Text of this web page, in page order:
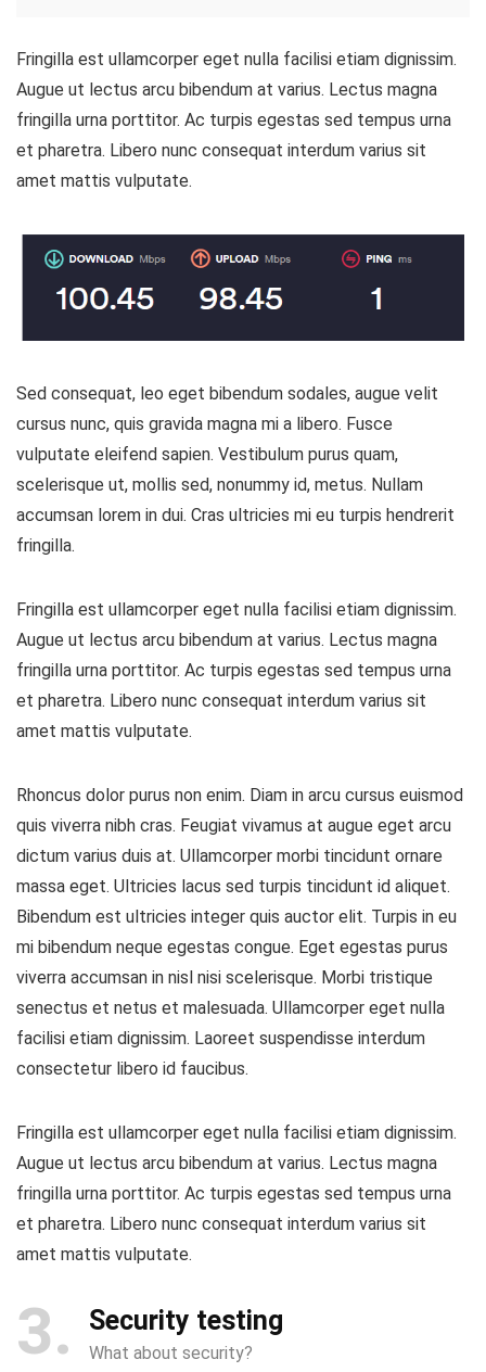
Fringilla est ullamcorper eget nulla facilisi etiam dignissim.
Augue ut lectus arcu bibendum at varius. Lectus magna
fringilla urna porttitor. Ac turpis egestas sed tempus urna
et pharetra. Libero nunc consequat interdum varius sit
amet mattis vulputate.
Sed consequat, leo eget bibendum sodales, augue velit
cursus nunc, quis gravida magna mi a libero. Fusce
vulputate eleifend sapien. Vestibulum purus quam,
scelerisque ut, mollis sed, nonummy id, metus. Nullam
accumsan lorem in dui. Cras ultricies mi eu turpis hendrerit
fringilla.
Fringilla est ullamcorper eget nulla facilisi etiam dignissim.
Augue ut lectus arcu bibendum at varius. Lectus magna
fringilla urna porttitor. Ac turpis egestas sed tempus urna
et pharetra. Libero nunc consequat interdum varius sit
amet mattis vulputate.
Rhoncus dolor purus non enim. Diam in arcu cursus euismod
quis viverra nibh cras. Feugiat vivamus at augue eget arcu
dictum varius duis at. Ullamcorper morbi tincidunt ornare
massa eget. Ultricies lacus sed turpis tincidunt id aliquet.
Bibendum est ultricies integer quis auctor elit. Turpis in eu
mi bibendum neque egestas congue. Eget egestas purus
viverra accumsan in nisl nisi scelerisque. Morbi tristique
senectus et netus et malesuada. Ullamcorper eget nulla
facilisi etiam dignissim. Laoreet suspendisse interdum
consectetur libero id faucibus.
Fringilla est ullamcorper eget nulla facilisi etiam dignissim.
Augue ut lectus arcu bibendum at varius. Lectus magna
fringilla urna porttitor. Ac turpis egestas sed tempus urna
et pharetra. Libero nunc consequat interdum varius sit
amet mattis vulputate.
3 Security testing
What about security?